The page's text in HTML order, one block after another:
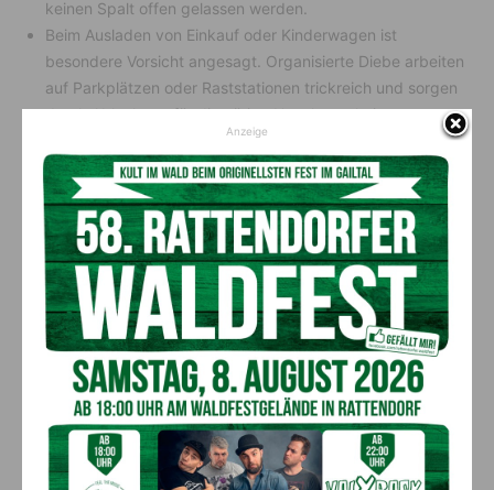
keinen Spalt offen gelassen werden.
Beim Ausladen von Einkauf oder Kinderwagen ist
besondere Vorsicht angesagt. Organisierte Diebe arbeiten
auf Parkplätzen oder Raststationen trickreich und sorgen
durch Ablenkung für die nötige Unachtsamkeit.
Alarmanlage, wenn vorhanden, immer einschalten bzw.
sich die Anschaffung einer solchen als Extra beim nächsten
Neuwagenkauf überlegen. Auch eine Lenkradsperre aus
dem Zubehörhandel wirkt abschreckend.
Wenn man einen Einbruch bemerkt, sofort bei der nächsten
Polizeidienststelle Anzeige erstatten – so können eventuell
noch vorhandene Spuren gesichert werden.
Abschließend empfiehltSeidenberger, das Fahrzeug nicht zu
lange an der gleichen Stelle zu parken: “Ein wochenlang
unbewegtes und mit der Zeit stark verschmutztes Auto kann
die Aufmerksamkeit von Langfingern wecken. Bei Profis sind
beispielsweise Airbags und Katalysatoren aufgrund
enthaltender seltener Metalle gefragt.” Autoradios und externe
Nachrüst-Navigationsgeräte haben mittlerweile hingegen an
Anzeige